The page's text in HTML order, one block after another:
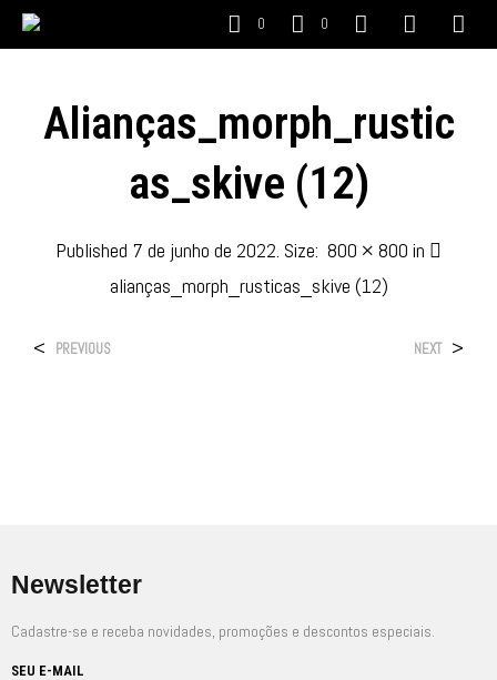
0 0
Alianças_morph_rustic
As_skive (12)
Published 7 de junho de 2022. Size: 800 × 800 in
alianças_morph_rusticas_skive (12)
< PREVIOUS NEXT >
Newsletter
Cadastre-se e receba novidades, promoções e descontos especiais.
SEU E-MAIL